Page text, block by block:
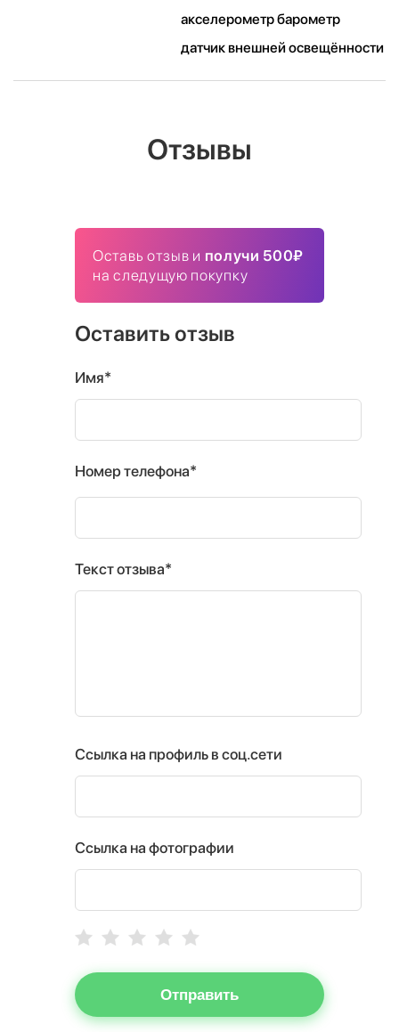
акселерометр барометр
датчик внешней освещённости
Отзывы
Оставь отзыв и получи 500₽
на следущую покупку
Оставить отзыв
Имя*
Номер телефона*
Текст отзыва*
Ссылка на профиль в соц.сети
Ссылка на фотографии
Отправить